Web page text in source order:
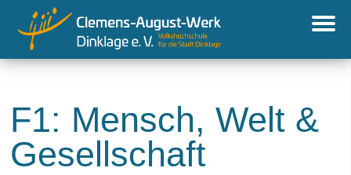
F1: Mensch, Welt &
Gesellschaft